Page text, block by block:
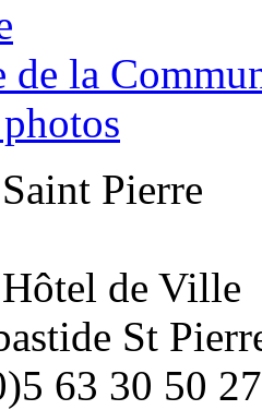
de la
Pierre
de Ville
St
63 30 50 27